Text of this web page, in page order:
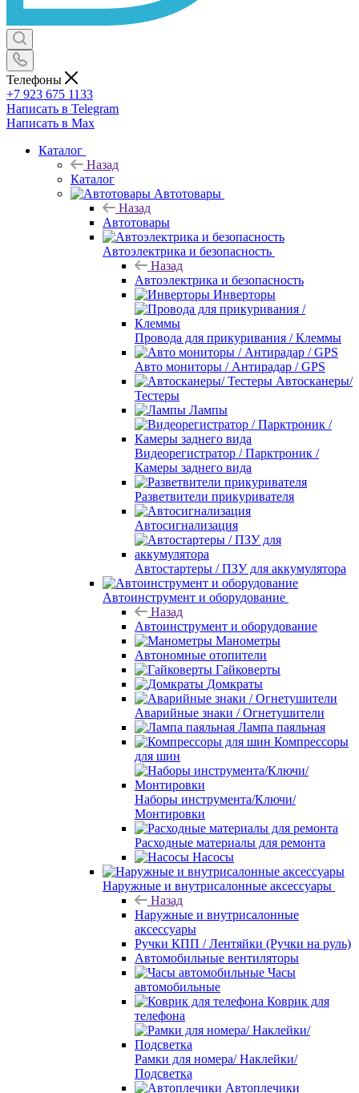
Телефоны
+7 923 675 1133
Написать в Telegram
Написать в Max
Каталог
Назад
Каталог
Автотовары
Назад
Автотовары
Автоэлектрика и безопасность
Назад
Автоэлектрика и безопасность
Инверторы
Провода для прикуривания / Клеммы
Авто мониторы / Антирадар / GPS
Автосканеры/
Тестеры
Лампы
Видеорегистратор / Парктроник /
Камеры заднего вида
Разветвители прикуривателя
Автосигнализация
Автостартеры / ПЗУ для аккумулятора
Автоинструмент и оборудование
Назад
Автоинструмент и оборудование
Манометры
Автономные отопители
Гайковерты
Домкраты
Аварийные знаки / Огнетушители
Лампа паяльная
Компрессоры
для шин
Наборы инструмента/Ключи/
Монтировки
Расходные материалы для ремонта
Насосы
Наружные и внутрисалонные аксессуары
Назад
Наружные и внутрисалонные
аксессуары
Ручки КПП / Лентяйки (Ручки на руль)
Автомобильные вентиляторы
Часы
автомобильные
Коврик для
телефона
Рамки для номера/ Наклейки/
Подсветка
Автоплечики